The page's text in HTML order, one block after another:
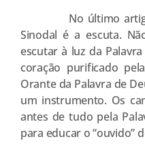
No último
Sinodal é a escuta.
escutar à luz da
coração purificado
Orante da Palavra de
um instrumento. Os
antes de tudo pela
para educar o “ouvido”